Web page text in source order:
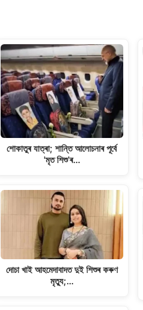
শোকাতুৰ যাত্ৰা; শান্তি আলোচনাৰ পূৰ্বে
'মৃত শিশু’ৰ…
দোচা খাই আহমেদাবাদত দুই শিশুৰ কৰুণ
মৃত্যু;…